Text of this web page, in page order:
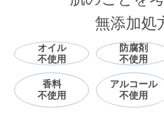
無添加処
オイル
不使用
防腐剤
不使用
香料
不使用
アルコール
不使用